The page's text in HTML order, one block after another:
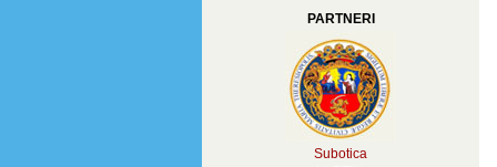
PARTNERI
Subotica